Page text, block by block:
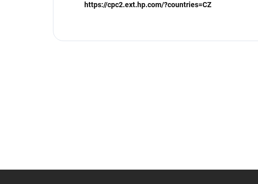
https://cpc2.ext.hp.com/?countries=CZ